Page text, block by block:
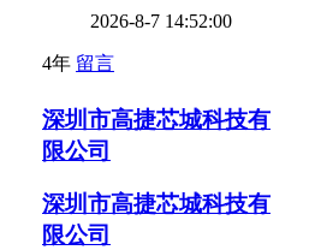
2026-8-7 14:52:00
4年 留言
深圳市高捷芯城科技有
限公司
深圳市高捷芯城科技有
限公司